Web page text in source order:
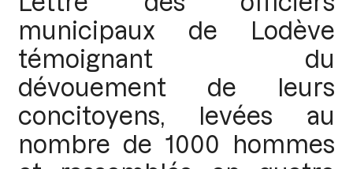
municipaux de Lodève
témoignant du
dévouement de leurs
concitoyens, levées au
nombre de 1000 hommes